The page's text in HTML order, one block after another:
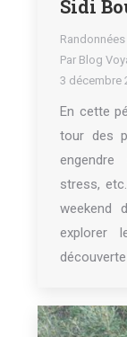
Sidi
Par Blog
3 décembre
En cette
tour des
stress,
weekend
explorer